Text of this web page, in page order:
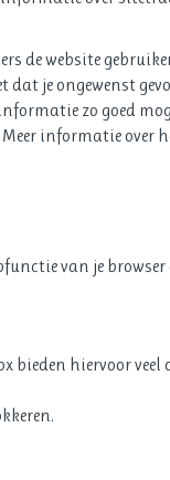
de website
je ongewenst
zo goed
informatie over
van je
bieden hiervoor veel